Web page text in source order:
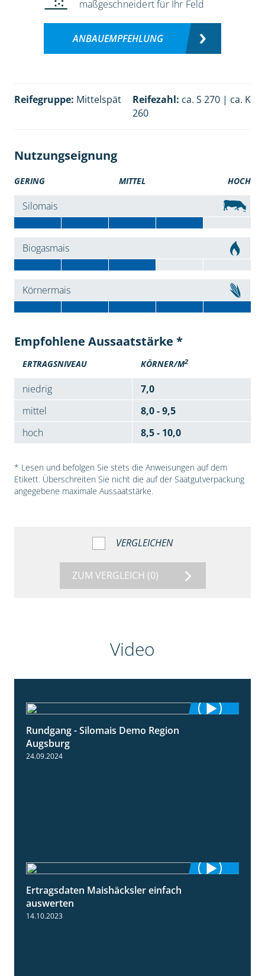
maßgeschneidert für Ihr Feld
ANBAUEMPFEHLUNG
Reifegruppe: Mittelspät Reifezahl: ca. S 270 | ca. K
260
Nutzungseignung
GERING MITTEL HOCH
Silomais
Biogasmais
Körnermais
Empfohlene Aussaatstärke *
ERTRAGSNIVEAU KÖRNER/M2
niedrig
7,0
mittel
8,0 - 9,5
hoch
8,5 - 10,0
* Lesen und befolgen Sie stets die Anweisungen auf dem
Etikett. Überschreiten Sie nicht die auf der Saatgutverpackung
angegebene maximale Aussaatstärke.
VERGLEICHEN
ZUM VERGLEICH (0)
Video
Rundgang - Silomais Demo Region
Augsburg
24.09.2024
Ertragsdaten Maishäcksler einfach
auswerten
14.10.2023